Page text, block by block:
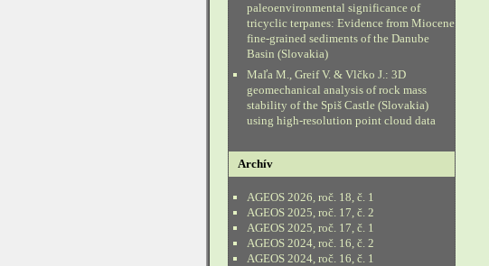
paleoenvironmental significance of
tricyclic terpanes: Evidence from Miocene
fine-grained sediments of the Danube
Basin (Slovakia)
Maľa M., Greif V. & Vlčko J.: 3D
geomechanical analysis of rock mass
stability of the Spiš Castle (Slovakia)
using high-resolution point cloud data
Archív
AGEOS 2026, roč. 18, č. 1
AGEOS 2025, roč. 17, č. 2
AGEOS 2025, roč. 17, č. 1
AGEOS 2024, roč. 16, č. 2
AGEOS 2024, roč. 16, č. 1